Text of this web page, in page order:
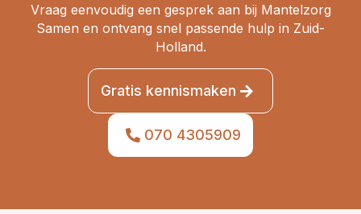
Vraag eenvoudig een gesprek aan bij Mantelzorg
Samen en ontvang snel passende hulp in Zuid-
Holland.
Gratis kennismaken
070 4305909